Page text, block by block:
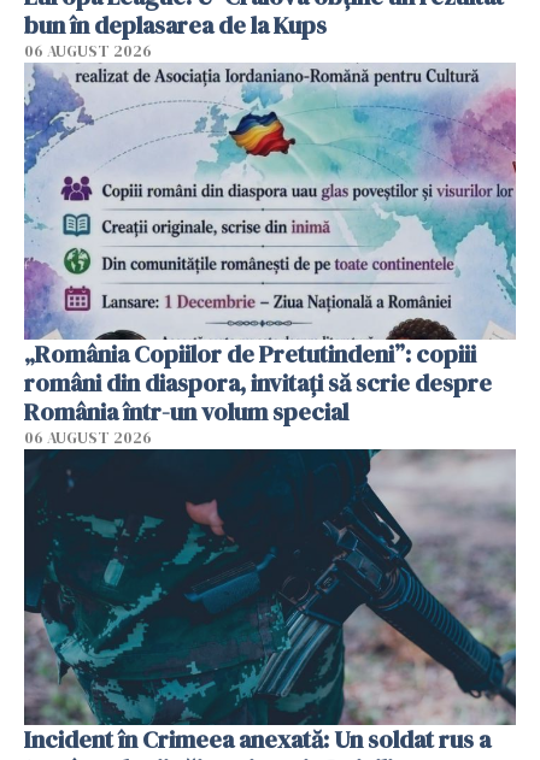
bun în deplasarea de la Kups
06 AUGUST 2026
„România Copiilor de Pretutindeni”: copiii
români din diaspora, invitați să scrie despre
România într-un volum special
06 AUGUST 2026
Incident în Crimeea anexată: Un soldat rus a